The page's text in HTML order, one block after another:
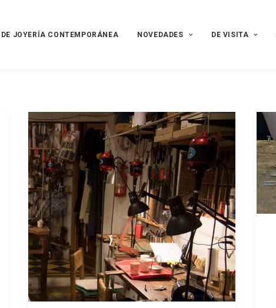
JOYERÍA CONTEMPORÁNEA NOVEDADES DE VISITA